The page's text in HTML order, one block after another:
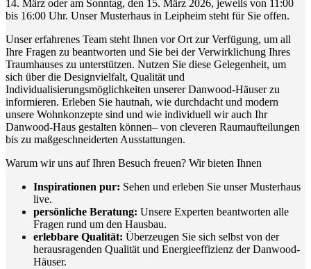
14. März oder am Sonntag, den 15. März 2026, jeweils von 11:00
bis 16:00 Uhr. Unser Musterhaus in Leipheim steht für Sie offen.
Unser erfahrenes Team steht Ihnen vor Ort zur Verfügung, um all
Ihre Fragen zu beantworten und Sie bei der Verwirklichung Ihres
Traumhauses zu unterstützen. Nutzen Sie diese Gelegenheit, um
sich über die Designvielfalt, Qualität und
Individualisierungsmöglichkeiten unserer Danwood-Häuser zu
informieren. Erleben Sie hautnah, wie durchdacht und modern
unsere Wohnkonzepte sind und wie individuell wir auch Ihr
Danwood-Haus gestalten können– von cleveren Raumaufteilungen
bis zu maßgeschneiderten Ausstattungen.
Warum wir uns auf Ihren Besuch freuen? Wir bieten Ihnen
Inspirationen pur: Sehen und erleben Sie unser Musterhaus
live.
persönliche Beratung: Unsere Experten beantworten alle
Fragen rund um den Hausbau.
erlebbare Qualität: Überzeugen Sie sich selbst von der
herausragenden Qualität und Energieeffizienz der Danwood-
Häuser.